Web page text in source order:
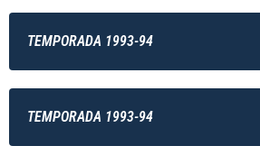
TEMPORADA 1993-94
TEMPORADA 1993-94